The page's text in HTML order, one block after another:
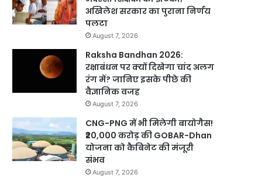
अखिलेश सरकार का पुराना निर्णय
पलटा
August 7, 2026
Raksha Bandhan 2026:
रक्षाबंधन पर क्यों दिखेगा चांद अलग
रंग में? जानिए इसके पीछे की
वैज्ञानिक वजह
August 7, 2026
CNG-PNG में भी मिलेगी बायोगैस!
₹20,000 करोड़ की GOBAR-Dhan
योजना को कैबिनेट की मंजूरी
संभव
August 7, 2026